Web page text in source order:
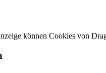
können Cookies von